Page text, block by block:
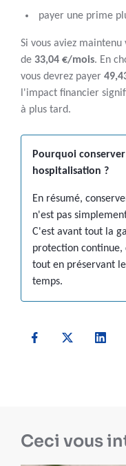
payer une prime
Si vous aviez
de 33,04 €/mois. En
vous devrez payer
l'impact financier
à plus tard.
Pourquoi
hospitalisation ?
En résumé,
n'est pas
C'est avant tout la
protection continue,
tout en préservant
temps.
Ceci vous